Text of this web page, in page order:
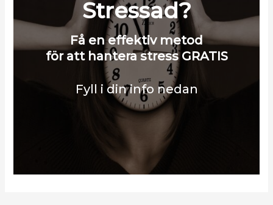
Stressad?
Få en effektiv metod
för att hantera stress GRATIS
Fyll i din info nedan